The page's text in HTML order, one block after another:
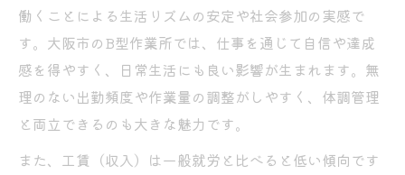
生活リズムを保つB型の仕事選びポイント
生活リズムに合わせた就労継続支援B型の選
び方
パソコン作業や軽作業で見える自分らしい
働き方
無理なく続けるためのB型事業所選択基準
働くことによる生活リズムの安定や社会参加の実感で
す。大阪市のB型作業所では、仕事を通じて自信や達成
感を得やすく、日常生活にも良い影響が生まれます。無
理のない出勤頻度や作業量の調整がしやすく、体調管理
と両立できるのも大きな魅力です。
また、工賃（収入）は一般就労と比べると低い傾向です